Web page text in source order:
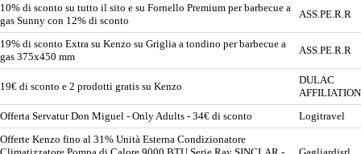
10% di sconto su tutto il sito e su Fornello Premium per barbecue a
gas Sunny con 12% di sconto
ASS.PE.R.R
19% di sconto Extra su Kenzo su Griglia a tondino per barbecue a
gas 375x450 mm
ASS.PE.R.R
19€ di sconto e 2 prodotti gratis su Kenzo
DULAC
AFFILIATION
Offerta Servatur Don Miguel - Only Adults - 34€ di sconto
Logitravel
Offerte Kenzo fino al 31% Unità Esterna Condizionatore